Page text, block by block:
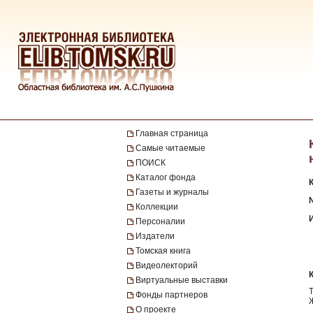
Главная страница
Самые читаемые
ПОИСК
Каталог фонда
Газеты и журналы
Коллекции
Персоналии
Издатели
Томская книга
Видеолекторий
Виртуальные выставки
Фонды партнеров
О проекте